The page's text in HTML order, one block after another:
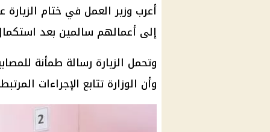
أعرب وزير العمل في ختام الزيارة
إلى أعمالهم سالمين بعد
وتحمل الزيارة رسالة طمأنة
وأن الوزارة تتابع الإجراءات